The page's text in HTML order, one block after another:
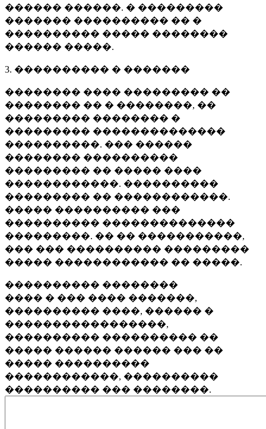
������ ������. � ���������
������� ���������� �� �
���������� ����� ��������
������ �����.
3. ���������� � �������
�������� ���� ��������� ��
�������� �� � ��������, ��
��������� �������� �
��������� ��������������
����������. ��� ������
�������� ����������
��������� �� ����� ����
������������. ����������
��������� �� ������������.
����� ���������� ���
���������� ��������������
���������. �� �� �����������,
��� ��� ���������� ���������
����� ������������ �� �����.
���������� ��������
���� � ��� ���� �������,
���������� ����, ������ �
�����������������,
���������� ���������� ��
����� ������ ������ ��� ��
����� ����������
������������, ����������
���������� ��� ��������.